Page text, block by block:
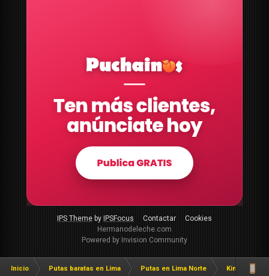
IPS ThemebyIPSFocus Contactar
Cookies
Hermanodeleche.com
Powered by Invision Community
Inicio Putas baratas en Lima Putas en Lima Norte